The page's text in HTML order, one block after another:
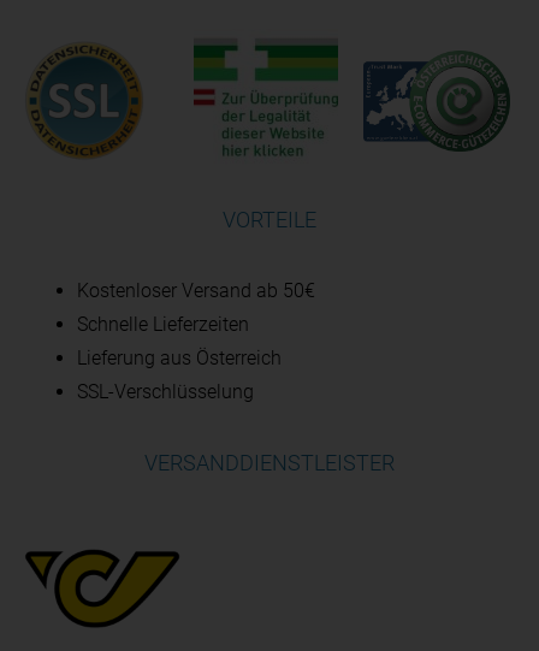
VORTEILE
Kostenloser Versand ab 50€
Schnelle Lieferzeiten
Lieferung aus Österreich
SSL-Verschlüsselung
VERSANDDIENSTLEISTER